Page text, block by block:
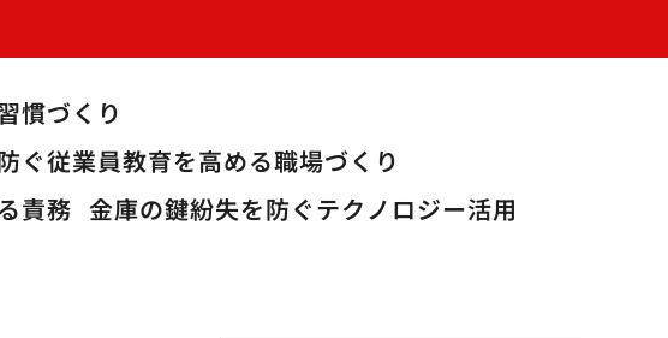
慣づくり
ぐ従業員教育を高める職場づくり
責務 金庫の鍵紛失を防ぐテクノロジー活用